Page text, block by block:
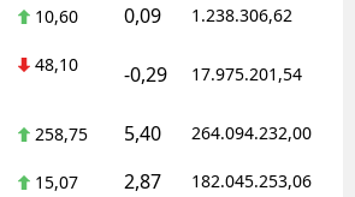
10,60 0,09 1.238.306,62
48,10 -0,29 17.975.201,54
258,75 5,40 264.094.232,00
15,07 2,87 182.045.253,06